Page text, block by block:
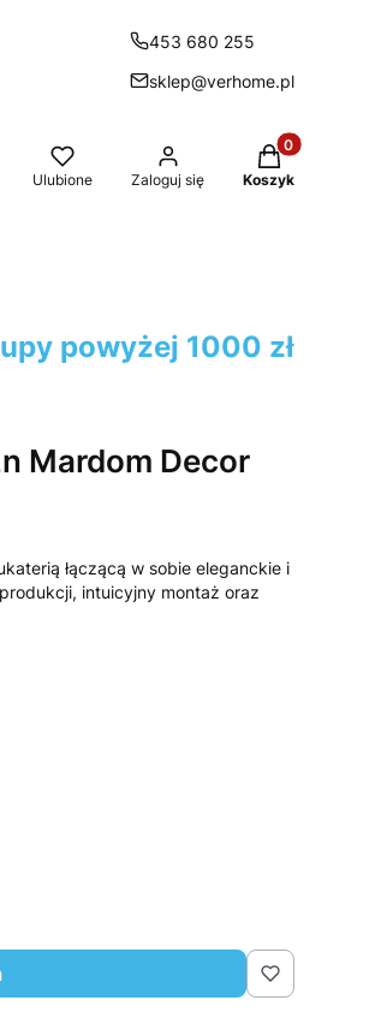
453 680 255
sklep@verhome.pl
Ulubione Zaloguj się
Produkty w
Koszyk
powyżej 1000 zł
Mardom Decor
łączącą w sobie eleganckie i
intuicyjny montaż oraz